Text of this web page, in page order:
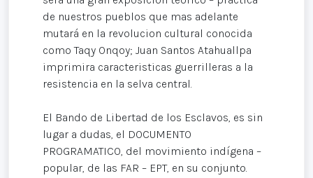
de nuestros pueblos que mas adelante
mutará en la revolucion cultural conocida
como Taqy Onqoy; Juan Santos Atahuallpa
imprimira caracteristicas guerrilleras a la
resistencia en la selva central.
El Bando de Libertad de los Esclavos, es sin
lugar a dudas, el DOCUMENTO
PROGRAMATICO, del movimiento indígena –
popular, de las FAR – EPT, en su conjunto.